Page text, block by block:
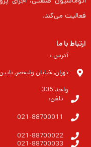
فعالیت می‌کند.
ارتباط با ما
آدرس :
واحد 305
تلفن:
021-88700011
021-88700022
021-88700033